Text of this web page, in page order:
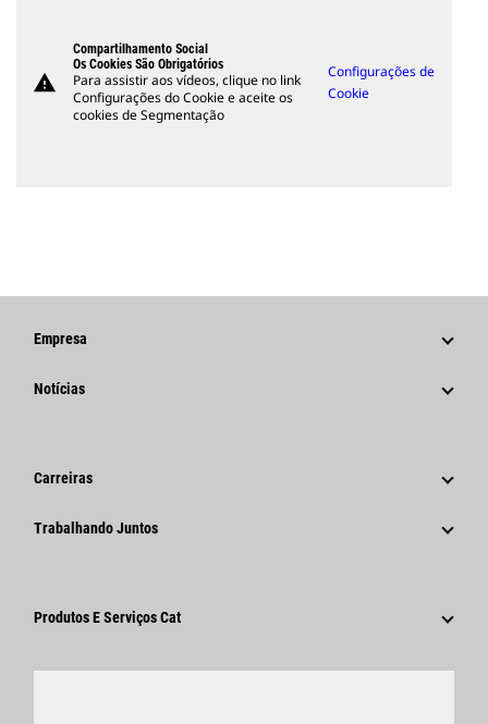
warning
Compartilhamento Social
Os Cookies São Obrigatórios
Para assistir aos vídeos, clique no link
Configurações do Cookie e aceite os
cookies de Segmentação
Configurações de
Cookie
Empresa
Estratégia
Código De Conduta
Inovação
Notícias
Comunicados À Imprensa Corporativos
Carreiras
Por Que A Caterpillar?
Trabalhando Juntos
Fornecedores
Produtos E Serviços Cat